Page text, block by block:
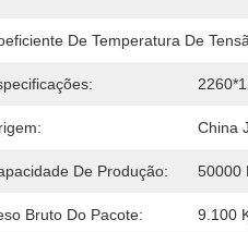
De Temperatura De
China
De Produção: 50000
Bruto Do Pacote: 9.100